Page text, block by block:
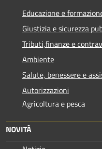
Educazione e
Giustizia e sicurezza
Tributi,finanze e
Ambiente
Salute, benessere e
Autorizzazioni
Agricoltura e pesca
NOVITÀ